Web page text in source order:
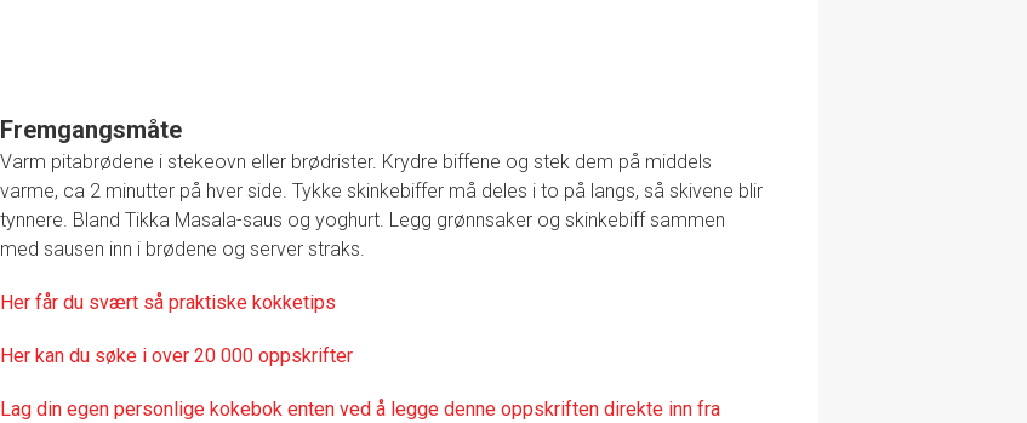
Fremgangsmåte
Varm pitabrødene i stekeovn eller brødrister. Krydre biffene og stek dem på middels
varme, ca 2 minutter på hver side. Tykke skinkebiffer må deles i to på langs, så skivene blir
tynnere. Bland Tikka Masala-saus og yoghurt. Legg grønnsaker og skinkebiff sammen
med sausen inn i brødene og server straks.
Her får du svært så praktiske kokketips
Her kan du søke i over 20 000 oppskrifter
Lag din egen personlige kokebok enten ved å legge denne oppskriften direkte inn fra